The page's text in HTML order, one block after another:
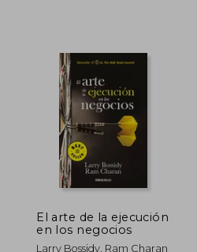
40%
dcto.
El arte de la ejecución
en los negocios
Larry Bossidy, Ram Charan